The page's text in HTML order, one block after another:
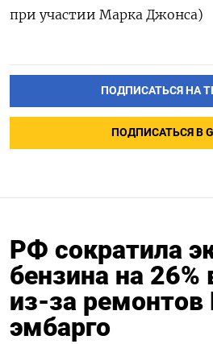
при участии Марка Джонса)
ПОДПИСАТЬСЯ НА
ПОДПИСАТЬСЯ В
РФ сократила
бензина на 26%
из-за
эмбарго